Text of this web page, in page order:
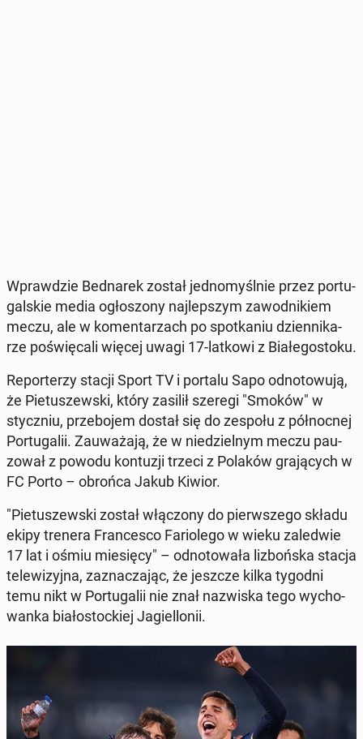
Wpraw­dzie Bed­na­rek został jed­no­myśl­nie przez por­tu­
gal­skie media ogło­szo­ny naj­lep­szym za­wod­ni­kiem
meczu, ale w ko­men­ta­rzach po spo­tka­niu dzien­ni­ka­
rze po­świę­ca­li więcej uwagi 17-latkowi z Bia­łe­go­sto­ku.
Re­por­te­rzy stacji Sport TV i portalu Sapo od­no­to­wu­ją,
że Pie­tu­szew­ski, który zasilił szeregi "Smoków" w
stycz­niu, prze­bo­jem dostał się do zespołu z pół­noc­nej
Por­tu­ga­lii. Za­uwa­ża­ją, że w nie­dziel­nym meczu pau­
zo­wał z powodu kon­tu­zji trzeci z Polaków gra­ją­cych w
FC Porto – obrońca Jakub Kiwior.
"Pie­tu­szew­ski został włą­czo­ny do pierw­sze­go składu
ekipy trenera Fran­ce­sco Fa­rio­le­go w wieku za­le­d­wie
17 lat i ośmiu mie­się­cy" – od­no­to­wa­ła li­zboń­ska stacja
te­le­wi­zyj­na, za­zna­cza­jąc, że jeszcze kilka tygodni
temu nikt w Por­tu­ga­lii nie znał na­zwi­ska tego wy­cho­
wan­ka bia­ło­stoc­kiej Ja­giel­lo­nii.